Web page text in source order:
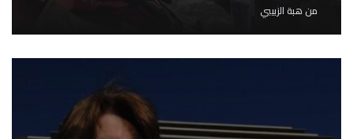
من هبة الزبيبي